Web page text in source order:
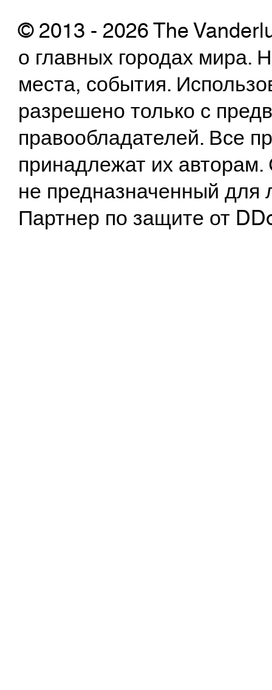
© 2013 - 2026 The
о главных городах
места, события.
разрешено только с
правообладателей. Все
принадлежат их
не предназначенный
Партнер по защите от